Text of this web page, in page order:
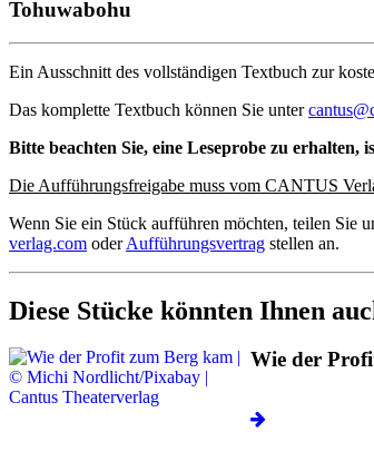
Tohuwabohu
Ein Ausschnitt des vollständigen Textbuch zur
Das komplette Textbuch können Sie unter
Bitte beachten Sie, eine Leseprobe zu erhalten,
Die Aufführungsfreigabe muss vom CANTUS
Wenn Sie ein Stück aufführen möchten, teilen Sie
verlag.com oderAufführungsvertrag stellen an.
Diese Stücke könnten Ihnen
Wie der